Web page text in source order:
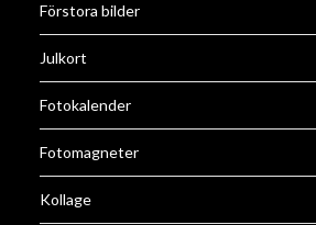
Förstora bilder
Julkort
Fotokalender
Fotomagneter
Kollage